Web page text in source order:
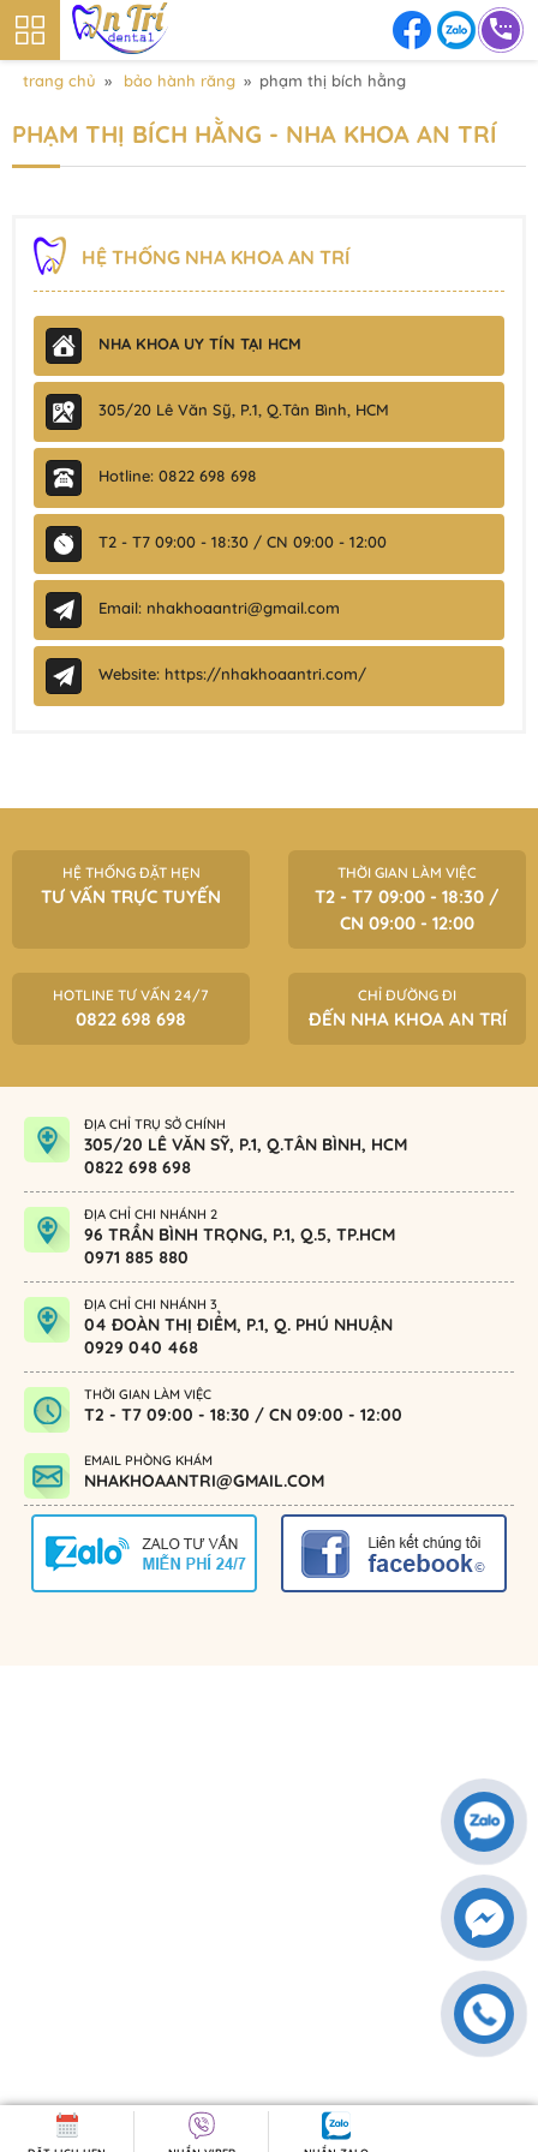
trang chủ » bảo hành răng » phạm thị bích hằng
PHẠM THỊ BÍCH HẰNG - NHA KHOA AN TRÍ
HỆ THỐNG NHA KHOA AN TRÍ
NHA KHOA UY TÍN TẠI HCM
305/20 Lê Văn Sỹ, P.1, Q.Tân Bình, HCM
Hotline: 0822 698 698
T2 - T7 09:00 - 18:30 / CN 09:00 - 12:00
Email: nhakhoaantri@gmail.com
Website: https://nhakhoaantri.com/
HỆ THỐNG ĐẶT HẸN
TƯ VẤN TRỰC TUYẾN
THỜI GIAN LÀM VIỆC
T2 - T7 09:00 - 18:30 /
CN 09:00 - 12:00
HOTLINE TƯ VẤN 24/7
0822 698 698
CHỈ ĐƯỜNG ĐI
ĐẾN NHA KHOA AN TRÍ
ĐỊA CHỈ TRỤ SỞ CHÍNH
305/20 LÊ VĂN SỸ, P.1, Q.TÂN BÌNH, HCM
0822 698 698
ĐỊA CHỈ CHI NHÁNH 2
96 TRẦN BÌNH TRỌNG, P.1, Q.5, TP.HCM
0971 885 880
ĐỊA CHỈ CHI NHÁNH 3
04 ĐOÀN THỊ ĐIỂM, P.1, Q. PHÚ NHUẬN
0929 040 468
THỜI GIAN LÀM VIỆC
T2 - T7 09:00 - 18:30 / CN 09:00 - 12:00
EMAIL PHÒNG KHÁM
NHAKHOAANTRI@GMAIL.COM